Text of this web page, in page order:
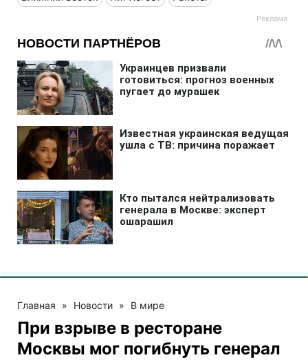
Главная » Новости » В мире
При взрыве в ресторане
Москвы мог погибнуть генерал